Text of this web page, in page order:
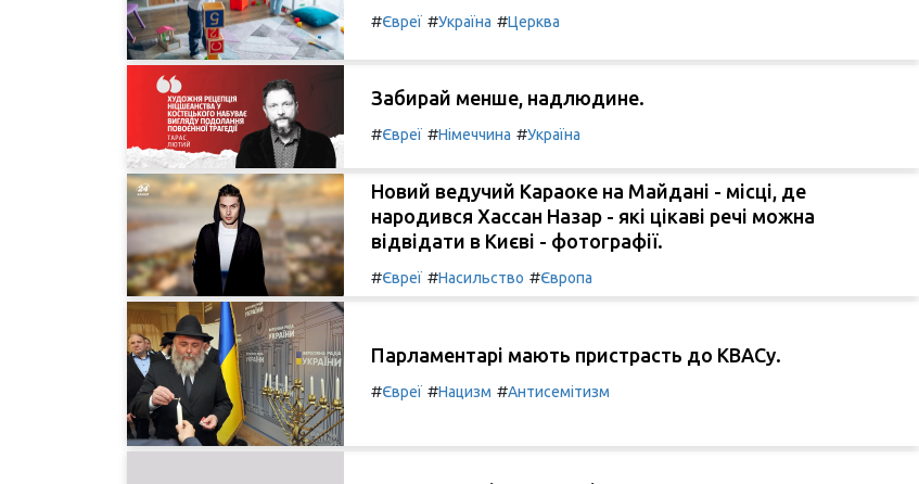
#Євреї #Україна #Церква
Забирай менше, надлюдине.
#Євреї #Німеччина #Україна
Новий ведучий Караоке на Майдані - місці, де
народився Хассан Назар - які цікаві речі можна
відвідати в Києві - фотографії.
#Євреї #Насильство #Європа
Парламентарі мають пристрасть до КВАСу.
#Євреї #Нацизм #Антисемітизм